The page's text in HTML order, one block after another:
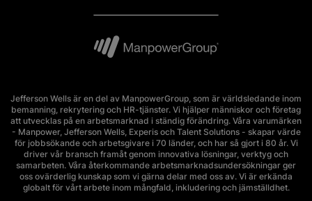
Jefferson Wells är en del av ManpowerGroup, som är världsledande inom
bemanning, rekrytering och HR-tjänster. Vi hjälper människor och företag
att utvecklas på en arbetsmarknad i ständig förändring. Våra varumärken
- Manpower, Jefferson Wells, Experis och Talent Solutions - skapar värde
för jobbsökande och arbetsgivare i 70 länder, och har så gjort i 80 år. Vi
driver vår bransch framåt genom innovativa lösningar, verktyg och
samarbeten. Våra återkommande arbetsmarknadsundersökningar ger
oss ovärderlig kunskap som vi gärna delar med oss av. Vi är erkända
globalt för vårt arbete inom mångfald, inkludering och jämställdhet.